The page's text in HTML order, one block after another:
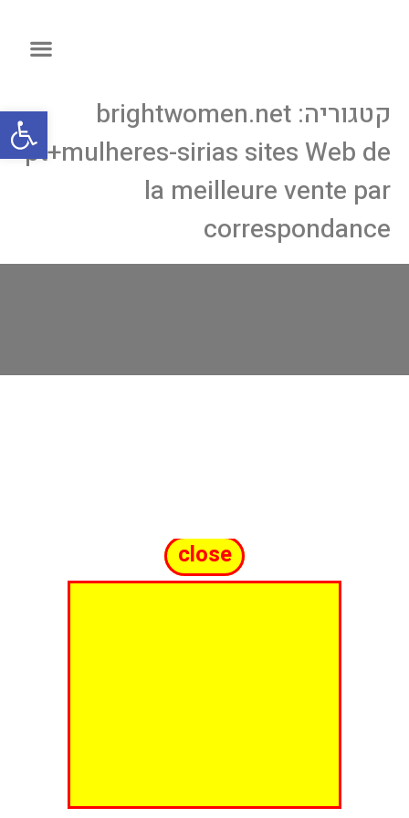
קטגוריה: brightwomen.net
pt+mulheres-sirias sites Web de
la meilleure vente par
correspondance
close